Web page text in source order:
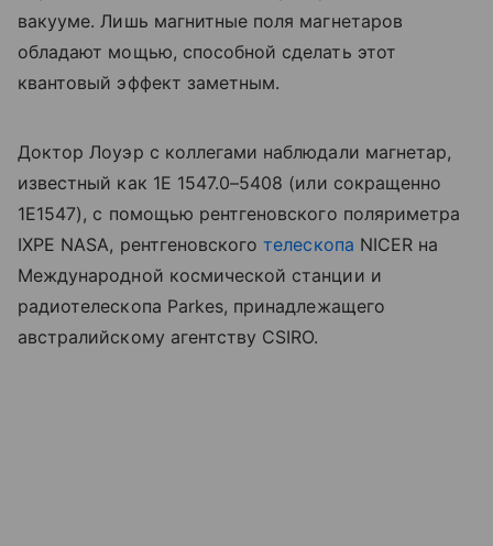
вакууме. Лишь магнитные поля магнетаров
обладают мощью, способной сделать этот
квантовый эффект заметным.
Доктор Лоуэр с коллегами наблюдали магнетар,
известный как 1E 1547.0–5408 (или сокращенно
1E1547), с помощью рентгеновского поляриметра
IXPE NASA, рентгеновскоготелескопа NICER на
Международной космической станции и
радиотелескопа Parkes, принадлежащего
австралийскому агентству CSIRO.